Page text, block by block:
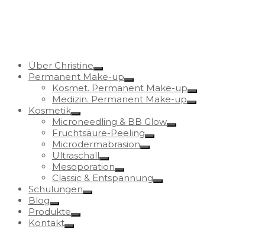
Über Christine
Permanent Make-up
Kosmet. Permanent Make-up
Medizin. Permanent Make-up
Kosmetik
Microneedling & BB Glow
Fruchtsäure-Peeling
Microdermabrasion
Ultraschall
Mesoporation
Classic & Entspannung
Schulungen
Blog
Produkte
Kontakt